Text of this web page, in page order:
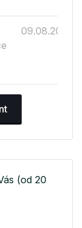
09.08.2026
(od 20